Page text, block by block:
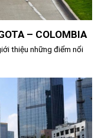
– COLOMBIA
thiệu những điểm nổi